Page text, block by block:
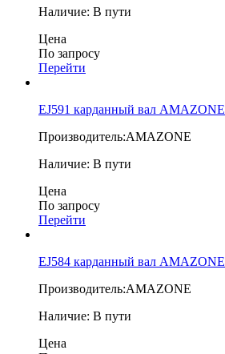
Наличие: В пути
Цена
По запросу
Перейти
EJ591 карданный вал
Производитель:AMAZONE
Наличие: В пути
Цена
По запросу
Перейти
EJ584 карданный вал
Производитель:AMAZONE
Наличие: В пути
Цена